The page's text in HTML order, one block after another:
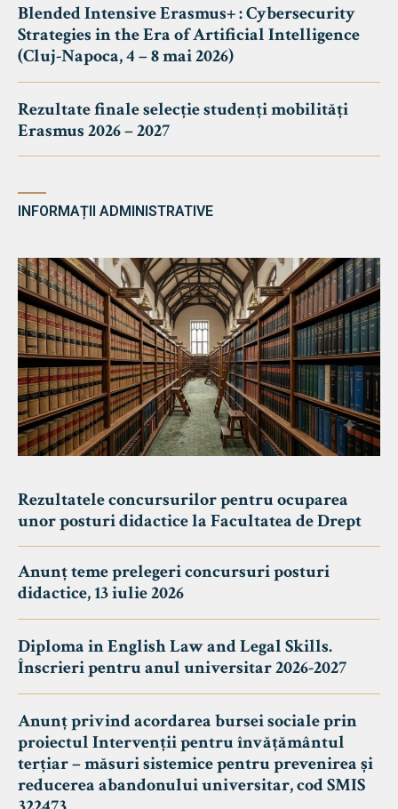
Blended Intensive Erasmus+ : Cybersecurity
Strategies in the Era of Artificial Intelligence
(Cluj-Napoca, 4 – 8 mai 2026)
Rezultate finale selecție studenți mobilități
Erasmus 2026 – 2027
INFORMAȚII ADMINISTRATIVE
Rezultatele concursurilor pentru ocuparea
unor posturi didactice la Facultatea de Drept
Anunț teme prelegeri concursuri posturi
didactice, 13 iulie 2026
Diploma in English Law and Legal Skills.
Înscrieri pentru anul universitar 2026-2027
Anunț privind acordarea bursei sociale prin
proiectul Intervenții pentru învățământul
terțiar – măsuri sistemice pentru prevenirea și
reducerea abandonului universitar, cod SMIS